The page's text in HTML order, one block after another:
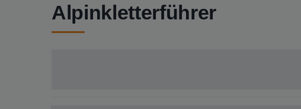
Alpinkletterführer